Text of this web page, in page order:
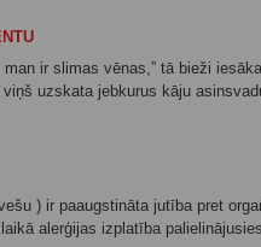
ir slimas vēnas,” tā bieži
uzskata jebkurus kāju
) ir paaugstināta jutība pret
alerģijas izplatība